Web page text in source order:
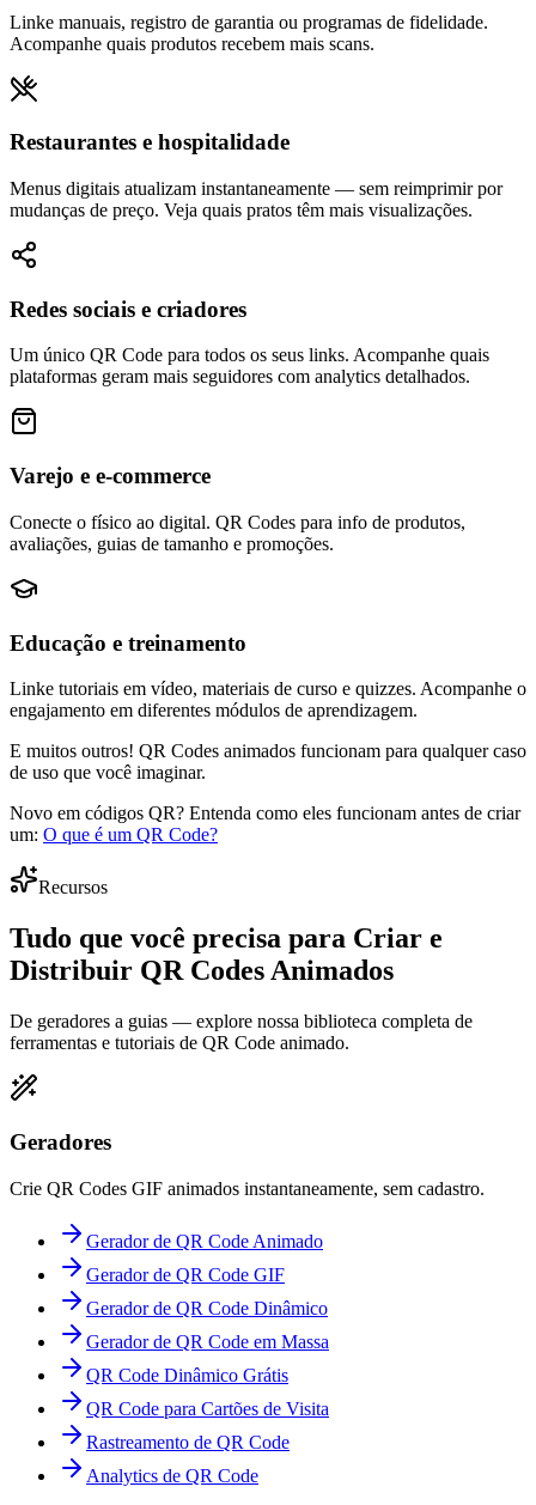
Linke manuais, registro de garantia ou programas de fidelidade.
Acompanhe quais produtos recebem mais scans.
Restaurantes e hospitalidade
Menus digitais atualizam instantaneamente — sem reimprimir por
mudanças de preço. Veja quais pratos têm mais visualizações.
Redes sociais e criadores
Um único QR Code para todos os seus links. Acompanhe quais
plataformas geram mais seguidores com analytics detalhados.
Varejo e e‑commerce
Conecte o físico ao digital. QR Codes para info de produtos,
avaliações, guias de tamanho e promoções.
Educação e treinamento
Linke tutoriais em vídeo, materiais de curso e quizzes. Acompanhe o
engajamento em diferentes módulos de aprendizagem.
E muitos outros! QR Codes animados funcionam para qualquer caso
de uso que você imaginar.
Novo em códigos QR? Entenda como eles funcionam antes de criar
um: O que é um QR Code?
Recursos
Tudo que você precisa para Criar e
Distribuir QR Codes Animados
De geradores a guias — explore nossa biblioteca completa de
ferramentas e tutoriais de QR Code animado.
Geradores
Crie QR Codes GIF animados instantaneamente, sem cadastro.
Gerador de QR Code Animado
Gerador de QR Code GIF
Gerador de QR Code Dinâmico
Gerador de QR Code em Massa
QR Code Dinâmico Grátis
QR Code para Cartões de Visita
Rastreamento de QR Code
Analytics de QR Code